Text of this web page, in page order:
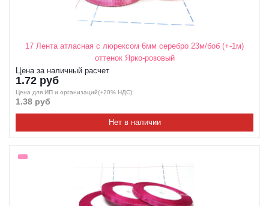
17 Лента атласная с люрексом 6мм серебро 23м/боб (+-1м)
оттенок Ярко-розовый
Цена за наличный расчет
1.72 руб
Цена для ИП и организаций(+20% НДС);
1.38 руб
Нет в наличии